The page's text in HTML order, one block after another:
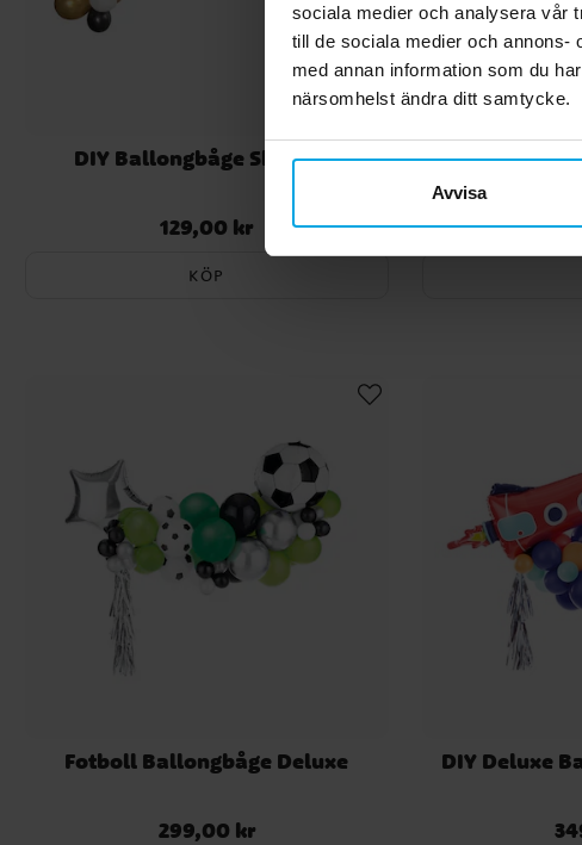
sociala medier och analysera vår
till de sociala medier och annons-
med annan information som du
närsomhelst ändra ditt samtycke.
Avvisa
DIY Ballongbåge Skeleton
Pris:129,00 kr
129,00 kr
KÖP
DIY
Pris
Fotboll Ballongbåge Deluxe
Pris:299,00 kr
299,00 kr
DIY Deluxe
Pris